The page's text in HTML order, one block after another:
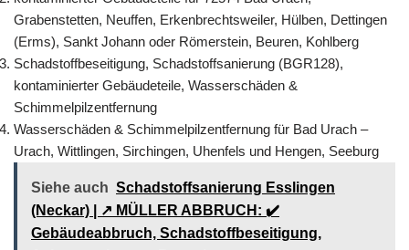
Grabenstetten, Neuffen, Erkenbrechtsweiler, Hülben, Dettingen
(Erms), Sankt Johann oder Römerstein, Beuren, Kohlberg
Schadstoffbeseitigung, Schadstoffsanierung (BGR128),
kontaminierter Gebäudeteile, Wasserschäden &
Schimmelpilzentfernung
Wasserschäden & Schimmelpilzentfernung für Bad Urach –
Urach, Wittlingen, Sirchingen, Uhenfels und Hengen, Seeburg
Siehe auch Schadstoffsanierung Esslingen
(Neckar) | ↗️ MÜLLER ABBRUCH: ✔️
Gebäudeabbruch, Schadstoffbeseitigung,